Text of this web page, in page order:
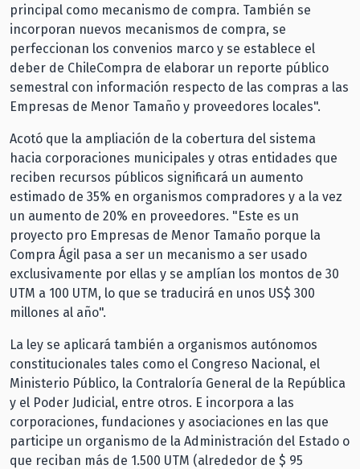
principal como mecanismo de compra. También se
incorporan nuevos mecanismos de compra, se
perfeccionan los convenios marco y se establece el
deber de ChileCompra de elaborar un reporte público
semestral con información respecto de las compras a las
Empresas de Menor Tamaño y proveedores locales".
Acotó que la ampliación de la cobertura del sistema
hacia corporaciones municipales y otras entidades que
reciben recursos públicos significará un aumento
estimado de 35% en organismos compradores y a la vez
un aumento de 20% en proveedores. "Este es un
proyecto pro Empresas de Menor Tamaño porque la
Compra Ágil pasa a ser un mecanismo a ser usado
exclusivamente por ellas y se amplían los montos de 30
UTM a 100 UTM, lo que se traducirá en unos US$ 300
millones al año".
La ley se aplicará también a organismos autónomos
constitucionales tales como el Congreso Nacional, el
Ministerio Público, la Contraloría General de la República
y el Poder Judicial, entre otros. E incorpora a las
corporaciones, fundaciones y asociaciones en las que
participe un organismo de la Administración del Estado o
que reciban más de 1.500 UTM (alrededor de $ 95